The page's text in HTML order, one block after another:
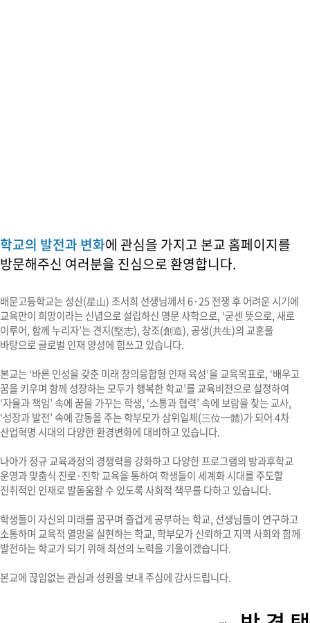
학교의 발전과 변화에 관심을 가지고 본교 홈페이지를
방문해주신 여러분을 진심으로 환영합니다.
배문고등학교는 성산(星山) 조서희 선생님께서 6·25 전쟁 후 어려운 시기에
교육만이 희망이라는 신념으로 설립하신 명문 사학으로, ‘굳센 뜻으로, 새로
이루어, 함께 누리자’는 견지(堅志), 창조(創造), 공생(共生)의 교훈을
바탕으로 글로벌 인재 양성에 힘쓰고 있습니다.
본교는 ‘바른 인성을 갖춘 미래 창의융합형 인재 육성’을 교육목표로, ‘배우고
꿈을 키우며 함께 성장하는 모두가 행복한 학교’를 교육비전으로 설정하여
‘자율과 책임’ 속에 꿈을 가꾸는 학생, ‘소통과 협력’ 속에 보람을 찾는 교사,
‘성장과 발전’ 속에 감동을 주는 학부모가 삼위일체(三位一體)가 되어 4차
산업혁명 시대의 다양한 환경변화에 대비하고 있습니다.
나아가 정규 교육과정의 경쟁력을 강화하고 다양한 프로그램의 방과후학교
운영과 맞춤식 진로·진학 교육을 통하여 학생들이 세계화 시대를 주도할
진취적인 인재로 발돋움할 수 있도록 사회적 책무를 다하고 있습니다.
학생들이 자신의 미래를 꿈꾸며 즐겁게 공부하는 학교, 선생님들이 연구하고
소통하며 교육적 열망을 실현하는 학교, 학부모가 신뢰하고 지역 사회와 함께
발전하는 학교가 되기 위해 최선의 노력을 기울이겠습니다.
본교에 끊임없는 관심과 성원을 보내 주심에 감사드립니다.